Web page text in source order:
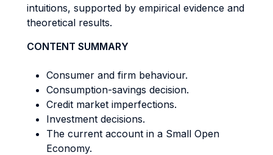
intuitions, supported by empirical evidence and
theoretical results.
CONTENT SUMMARY
Consumer and firm behaviour.
Consumption-savings decision.
Credit market imperfections.
Investment decisions.
The current account in a Small Open
Economy.